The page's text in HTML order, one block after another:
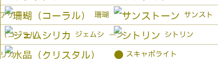
アゲート 珊瑚
（コーラル）
サンスト
ーン
ジェムシ
リカ
シトリン
● スキャポライト